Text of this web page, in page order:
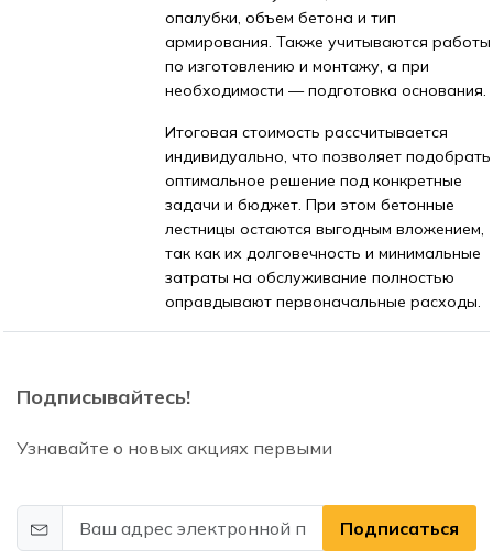
опалубки, объем бетона и тип
армирования. Также учитываются работы
по изготовлению и монтажу, а при
необходимости — подготовка основания.
Итоговая стоимость рассчитывается
индивидуально, что позволяет подобрать
оптимальное решение под конкретные
задачи и бюджет. При этом бетонные
лестницы остаются выгодным вложением,
так как их долговечность и минимальные
затраты на обслуживание полностью
оправдывают первоначальные расходы.
Подписывайтесь!
Узнавайте о новых акциях первыми
Подписаться